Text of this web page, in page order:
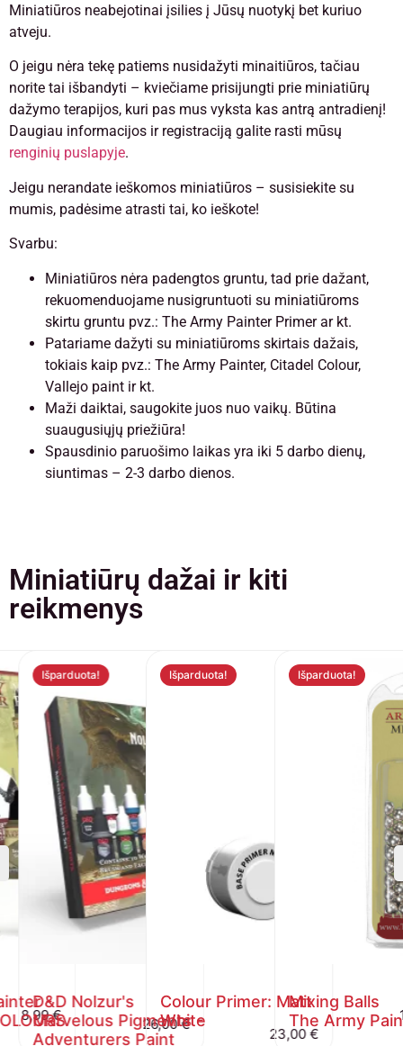
Miniatiūros neabejotinai įsilies į Jūsų nuotykį bet kuriuo
atveju.
O jeigu nėra tekę patiems nusidažyti minaitiūros, tačiau
norite tai išbandyti – kviečiame prisijungti prie miniatiūrų
dažymo terapijos, kuri pas mus vyksta kas antrą antradienį!
Daugiau informacijos ir registraciją galite rasti mūsų
renginių puslapyje.
Jeigu nerandate ieškomos miniatiūros – susisiekite su
mumis, padėsime atrasti tai, ko ieškote!
Svarbu:
Miniatiūros nėra padengtos gruntu, tad prie dažant,
rekuomenduojame nusigruntuoti su miniatiūroms
skirtu gruntu pvz.: The Army Painter Primer ar kt.
Patariame dažyti su miniatiūroms skirtais dažais,
tokiais kaip pvz.: The Army Painter, Citadel Colour,
Vallejo paint ir kt.
Maži daiktai, saugokite juos nuo vaikų. Būtina
suaugusiųjų priežiūra!
Spausdinio paruošimo laikas yra iki 5 darbo dienų,
siuntimas – 2-3 darbo dienos.
Miniatiūrų dažai ir kiti
reikmenys
8,99€
-
26,00€
Išparduota!
D&D Nolzur's
Marvelous Pigments -
Adventurers Paint
23,00€
Išparduota!
Colour Primer: Matt
White
Išparduota!
Mixing Balls
The Army